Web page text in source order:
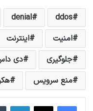
ddos
denial
امنیت
اینترنت
جلوگیری
دی
منع سرویس